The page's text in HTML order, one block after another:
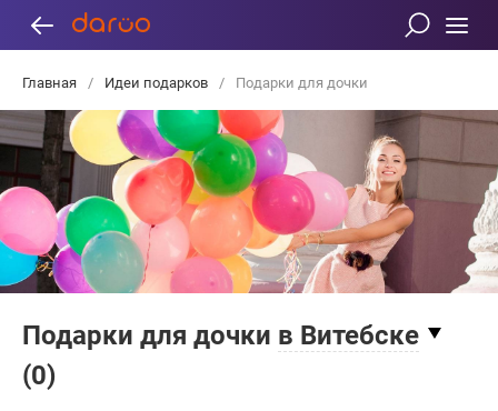
Главная / Идеи подарков / Подарки для дочки
Подарки для дочки в Витебске
(0)